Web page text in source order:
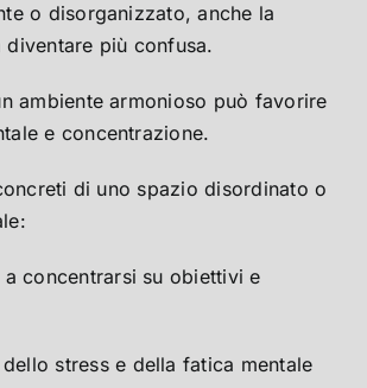
o disorganizzato, anche la
diventare più confusa.
ambiente armonioso può favorire
e concentrazione.
di uno spazio disordinato o
concentrarsi su obiettivi e
stress e della fatica mentale